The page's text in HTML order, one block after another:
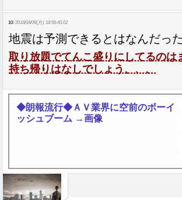
10: 2018/04/09(月) 18:56:40.02
地震は予測できるとはなんだっ
取り放題でてんこ盛りにしてるのは
持ち帰りはなしでしょう、、、
◆朗報流行◆ＡＶ業界に空前のボーイ
ッシュブーム →画像